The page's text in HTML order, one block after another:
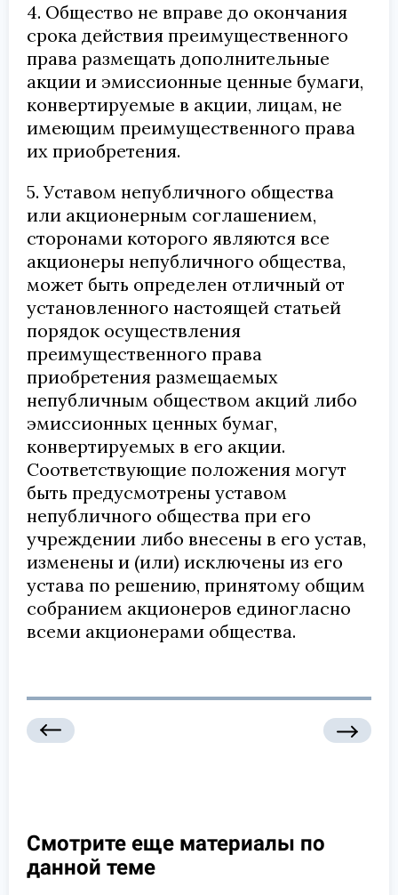
4. Общество не вправе до окончания
срока действия преимущественного
права размещать дополнительные
акции и эмиссионные ценные бумаги,
конвертируемые в акции, лицам, не
имеющим преимущественного права
их приобретения.
5. Уставом непубличного общества
или акционерным соглашением,
сторонами которого являются все
акционеры непубличного общества,
может быть определен отличный от
установленного настоящей статьей
порядок осуществления
преимущественного права
приобретения размещаемых
непубличным обществом акций либо
эмиссионных ценных бумаг,
конвертируемых в его акции.
Соответствующие положения могут
быть предусмотрены уставом
непубличного общества при его
учреждении либо внесены в его устав,
изменены и (или) исключены из его
устава по решению, принятому общим
собранием акционеров единогласно
всеми акционерами общества.
Смотрите еще материалы по
данной теме